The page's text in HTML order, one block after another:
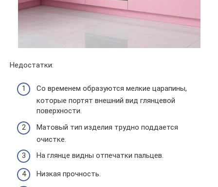
Недостатки:
Со временем образуются мелкие царапины,
которые портят внешний вид глянцевой
поверхности.
Матовый тип изделия трудно поддается
очистке.
На глянце видны отпечатки пальцев.
Низкая прочность.